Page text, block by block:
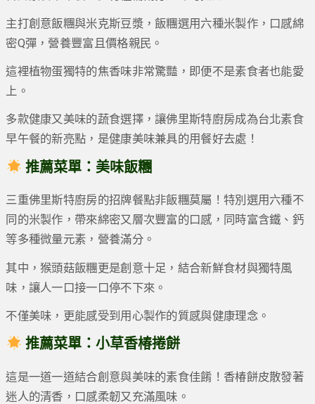
主打創意飯糰與米克斯豆漿，飯糰選用六種米製作，口感綿
密Q彈，營養豐富且價格親民。
這裡植物蛋獨特的焦香味非常驚豔，即便不是素食者也能愛
上。
多款健康又美味的蔬食選擇，讓佛里斯特廚房成為台北素食
早午餐的新亮點，是健康美味兼具的用餐好去處！
推薦菜單：美味飯糰
三重佛里斯特廚房的招牌餐點非飯糰莫屬！特別選用六種不
同的米製作，帶來綿密又層次豐富的口感，同時富含鐵、鈣
等多種微量元素，營養滿分。
其中，猴頭菇飯糰更是創意十足，結合新鮮食材與獨特風
味，讓人一口接一口停不下來。
不僅美味，更能感受到用心製作的質感與健康理念。
推薦菜單：小草香椿捲餅
這是一道一道結合創意與美味的素食佳餚！香椿餅皮散發著
迷人的清香，口感柔韌又充滿風味。